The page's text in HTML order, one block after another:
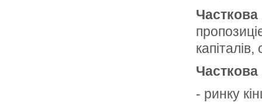
Часткова
Часткова
- ринку